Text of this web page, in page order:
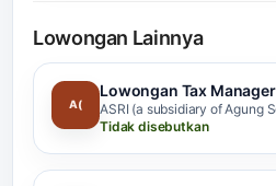
Lowongan Lainnya
A(
Lowongan Tax
ASRI (a subsidiary of Agung
Tidak disebutkan